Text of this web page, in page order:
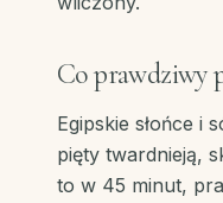
Co prawdziwy
Egipskie słońce i
pięty twardnieją,
to w 45 minut,